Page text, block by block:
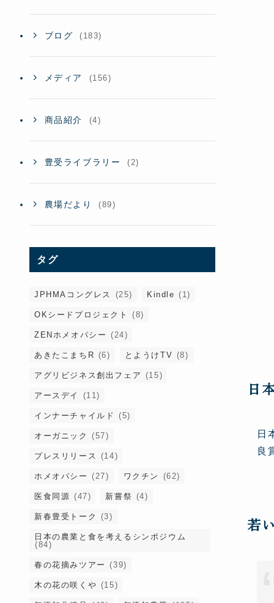
日
日
良
若
ブログ (183)
メディア (156)
商品紹介 (4)
豊受ライブラリー (2)
農場だより (89)
タグ
JPHMAコングレス (25) Kindle (1)
OKシードプロジェクト (8)
ZENホメオパシー (24)
あきたこまちR (6) とようけTV (8)
アグリビジネス創出フェア (15)
アースデイ (11)
インナーチャイルド (5)
オーガニック (57)
プレスリリース (14)
ホメオパシー (27) ワクチン (62)
医食同源 (47) 新嘗祭 (4)
新春豊受トーク (3)
日本の農業と食を考えるシンポジウム
(84)
春の花摘みツアー (39)
木の花の咲くや (15)